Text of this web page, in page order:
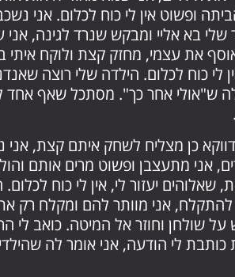
ופשוט אין לי כוח לכלום. אני
שלי בא אליי ומבקש שנרד לגינה, אני
את עצמי, מחזק קצת ולוקח איתי
לי כוח לכלום. הילדה שלי רוצה
ש"אולי אחר כך". מסתכל שאף אחד
כן מצליח לשחק איתם קצת, אני
אני מתעצבן ופשוט מרים אותם
שאלוהים יעזור לי, אין לי כוח
אני מוותר להם ומקלח רק
שולחן וחוזר אל המיטה. כואב לי
כותבת לי הודעה, אני אומר לה